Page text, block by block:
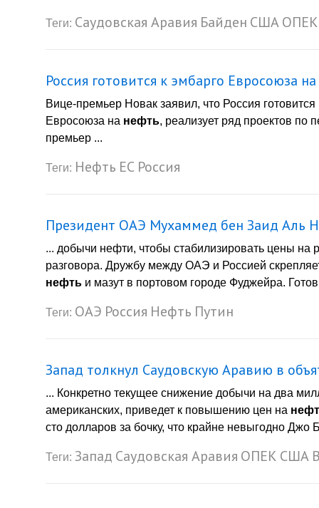
Теги: Саудовская Аравия Байден СШАОПЕК
Россия готовится к эмбарго Евросоюза на
Вице-премьер Новак заявил, что Россия
Евросоюза на нефть, реализует ряд проектов по
премьер ...
Теги: Нефть ЕС Россия
Президент ОАЭ Мухаммед бен Заид Аль
... добычи нефти, чтобы стабилизировать цены на
разговора. Дружбу между ОАЭ и Россией
нефть и мазут в портовом городе Фуджейра.
Теги: ОАЭ Россия Нефть Путин
Запад толкнул Саудовскую Аравию в
... Конкретно текущее снижение добычи на два
американских, приведет к повышению цен на
сто долларов за бочку, что крайне невыгодно Джо
Теги: Запад Саудовская Аравия ОПЕК США